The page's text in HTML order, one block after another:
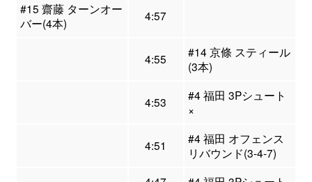
#15 齋藤 ターンオー
バー(4本)
4:57
4:55
#14 京條 スティール
(3本)
4:53
#4 福田 3Pシュート
×
4:51
#4 福田 オフェンス
リバウンド(3-4-7)